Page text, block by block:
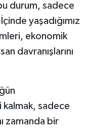
durum, sadece
yaşadığımız
ekonomik
davranışlarını
kalmak, sadece
zamanda bir